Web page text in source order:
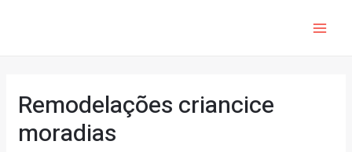
Remodelações criancice
moradias